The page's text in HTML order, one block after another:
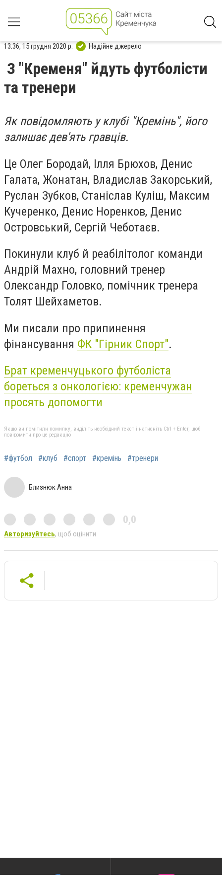
13:36, 15 грудня 2020 р. Надійне джерело
З "Кременя" йдуть футболісти
та тренери
Як повідомляють у клубі "Кремінь", його
залишає дев'ять гравців.
Це Олег Бородай, Ілля Брюхов, Денис
Галата, Жонатан, Владислав Закорський,
Руслан Зубков, Станіслав Куліш, Максим
Кучеренко, Денис Норенков, Денис
Островський, Сергій Чеботаєв.
Покинули клуб й реабілітолог команди
Андрій Махно, головний тренер
Олександр Головко, помічник тренера
Толят Шейхаметов.
Ми писали про припинення
фінансування ФК "Гірник Спорт".
Брат кременчуцького футболіста
бореться з онкологією: кременчужан
просять допомогти
Якщо ви помітили помилку, виділіть необхідний текст і натисніть Ctrl + Enter, щоб
повідомити про це редакцію
#футбол #клуб #спорт #кремінь #тренери
Близнюк Анна
0,0
Авторизуйтесь, щоб оцінити